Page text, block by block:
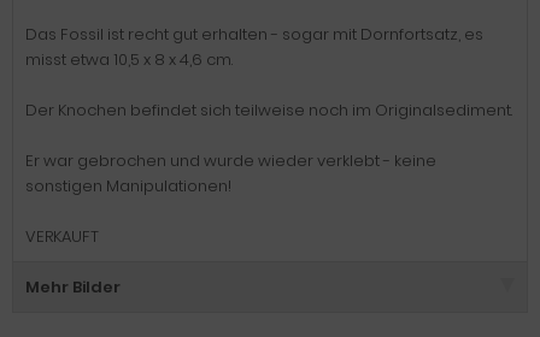
Das Fossil ist recht gut erhalten - sogar mit Dornfortsatz, es
misst etwa 10,5 x 8 x 4,6 cm.
Der Knochen befindet sich teilweise noch im Originalsediment.
Er war gebrochen und wurde wieder verklebt - keine
sonstigen Manipulationen!
VERKAUFT
Mehr Bilder